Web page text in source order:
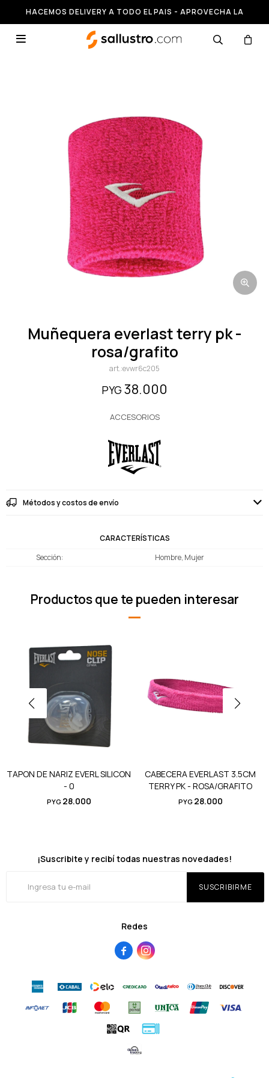
HACEMOS DELIVERY A TODO EL PAIS - APROVECHA LA
RUNNING HASTA 50% OFF

muñequera everlast terry pk -
rosa/grafito
evwr6c205
PYG 38.000
ACCESORIOS
Métodos y costos de envío
CARACTERÍSTICAS
Sección
Hombre, Mujer
Productos que te pueden interesar
TAPON DE NARIZ EVERL SILICON
- 0
PYG 28.000
CABECERA EVERLAST 3.5CM
TERRY PK - ROSA/GRAFITO
PYG 28.000
Redes
 
¡Suscribite y recibí todas nuestras novedades!
SUSCRIBIRME